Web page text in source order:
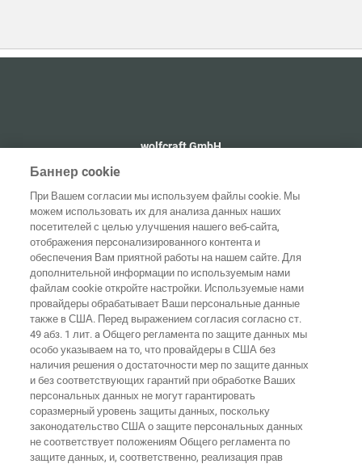
wolfcraft GmbH
Wolffstraße 1
56746 Kempenich
Домашняя
страница Контакты
Выходные Защита
Общие
условия
ведения
бизнеса
Правила по
файлам
"cookie"
Заявление о
безбарьерности
Баннер cookie
При Вашем согласии мы используем файлы cookie. Мы
можем использовать их для анализа данных наших
посетителей с целью улучшения нашего веб-сайта,
отображения персонализированного контента и
обеспечения Вам приятной работы на нашем сайте. Для
дополнительной информации по используемым нами
файлам cookie откройте настройки. Используемые нами
провайдеры обрабатывает Ваши персональные данные
также в США. Перед выражением согласия согласно ст.
49 абз. 1 лит. a Общего регламента по защите данных мы
особо указываем на то, что провайдеры в США без
наличия решения о достаточности мер по защите данных
и без соответствующих гарантий при обработке Ваших
персональных данных не могут гарантировать
соразмерный уровень защиты данных, поскольку
законодательство США о защите персональных данных
не соответствует положениям Общего регламента по
защите данных, и, соответственно, реализация прав